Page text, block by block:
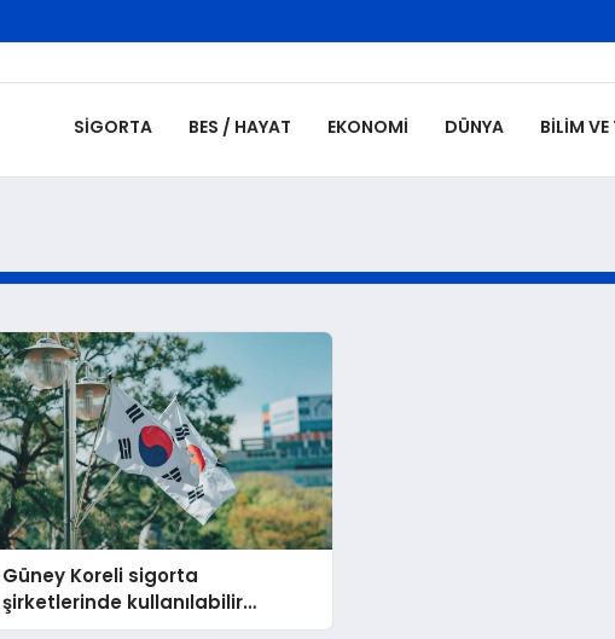
SIGORTA BES / HAYAT EKONOMI DÜNYA BILIM
Güney Koreli sigorta
şirketlerinde kullanılabilir
sermaye ve K-ICS oranı yıl